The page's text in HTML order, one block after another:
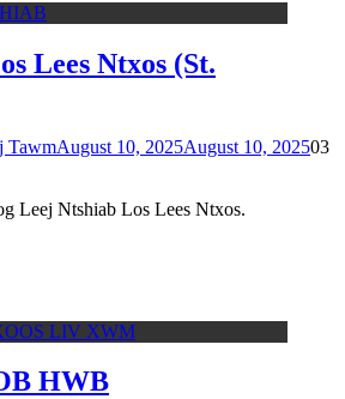
Lees Ntxos (St.
TawmAugust 10, 2025August 10, 202503
Leej Ntshiab Los Lees Ntxos.
LIV XWM
HWB